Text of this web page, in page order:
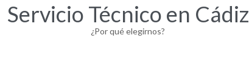
Servicio Técnico en Cádiz
¿Por qué elegirnos?